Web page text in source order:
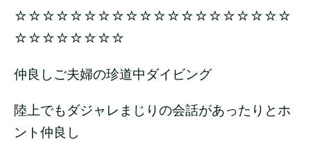
☆☆☆☆☆☆☆☆☆☆☆☆☆☆☆☆☆☆☆☆
☆☆☆☆☆☆☆☆
仲良しご夫婦の珍道中ダイビング
陸上でもダジャレまじりの会話があったりとホ
ント仲良し